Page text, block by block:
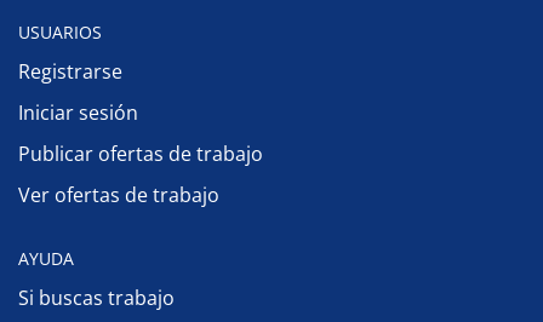
USUARIOS
Registrarse
Iniciar sesión
Publicar ofertas de trabajo
Ver ofertas de trabajo
AYUDA
Si buscas trabajo